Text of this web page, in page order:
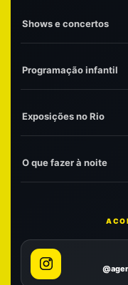
Shows e concertos
Programação infantil
Exposições no Rio
O que fazer à noite